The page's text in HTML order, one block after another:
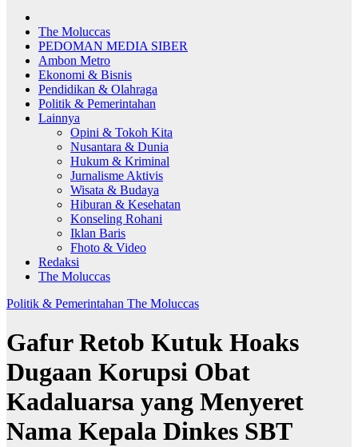
The Moluccas
PEDOMAN MEDIA SIBER
Ambon Metro
Ekonomi & Bisnis
Pendidikan & Olahraga
Politik & Pemerintahan
Lainnya
Opini & Tokoh Kita
Nusantara & Dunia
Hukum & Kriminal
Jurnalisme Aktivis
Wisata & Budaya
Hiburan & Kesehatan
Konseling Rohani
Iklan Baris
Fhoto & Video
Redaksi
The Moluccas
Politik & Pemerintahan The Moluccas
Gafur Retob Kutuk Hoaks
Dugaan Korupsi Obat
Kadaluarsa yang Menyeret
Nama Kepala Dinkes SBT